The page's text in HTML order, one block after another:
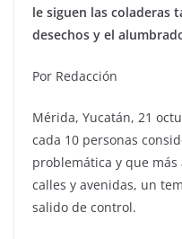
le siguen las coladeras
desechos y el
Por Redacción
Mérida, Yucatán, 21
cada 10 personas
problemática y que más
calles y avenidas, un
salido de control.